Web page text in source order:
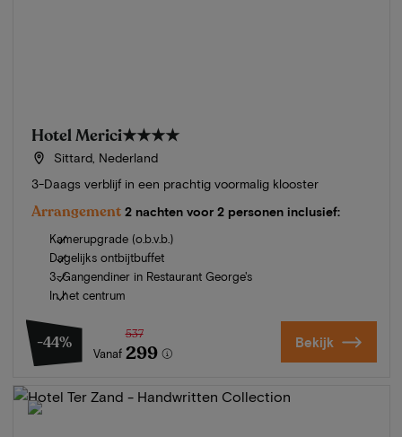
Hotel Merici★★★★
Sittard, Nederland
3-Daags verblijf in een prachtig voormalig klooster
Arrangement 2 nachten voor 2 personen inclusief:
Kamerupgrade (o.b.v.b.)
Dagelijks ontbijtbuffet
3-Gangendiner in Restaurant George's
In het centrum
-44%
Vanaf
537
299 Bekijk